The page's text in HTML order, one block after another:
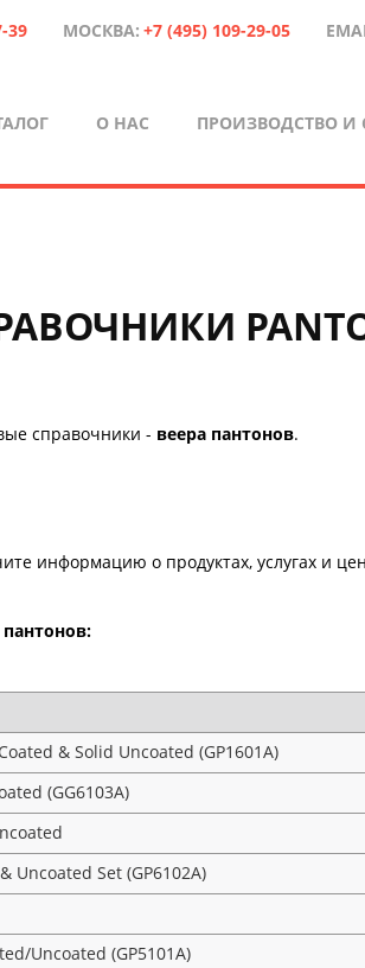
39 МОСКВА: +7 (495) 109-29-05
О НАС ПРОИЗВОДСТВО И
справочники - веера пантонов.
информацию о продуктах, услугах и
& Solid Uncoated (GP1601A)
(GG6103A)
Uncoated Set (GP6102A)
Uncoated (GP5101A)